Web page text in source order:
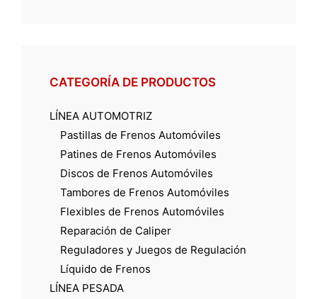
CATEGORÍA DE PRODUCTOS
LÍNEA AUTOMOTRIZ
Pastillas de Frenos Automóviles
Patines de Frenos Automóviles
Discos de Frenos Automóviles
Tambores de Frenos Automóviles
Flexibles de Frenos Automóviles
Reparación de Caliper
Reguladores y Juegos de Regulación
Líquido de Frenos
LÍNEA PESADA